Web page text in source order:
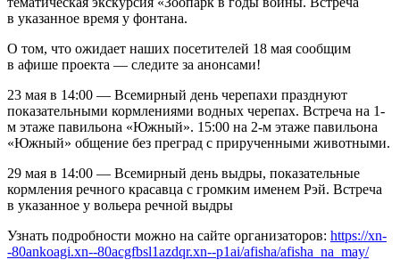
в указанное время у фонтана.
О том, что ожидает наших посетителей 18 мая сообщим
в афише проекта — следите за анонсами!
23 мая в 14:00 — Всемирный день черепахи празднуют
показательными кормлениями водных черепах. Встреча на 1-
м этаже павильона «Южный». 15:00 на 2-м этаже павильона
«Южный» общение без преград с прирученными животными.
29 мая в 14:00 — Всемирный день выдры, показательные
кормления речного красавца с громким именем Рэй. Встреча
в указанное у вольера речной выдры
Узнать подробности можно на сайте организаторов: https://xn-
-80ankoagi.xn--80acgfbsl1azdqr.xn--p1ai/afisha/afisha_na_may/